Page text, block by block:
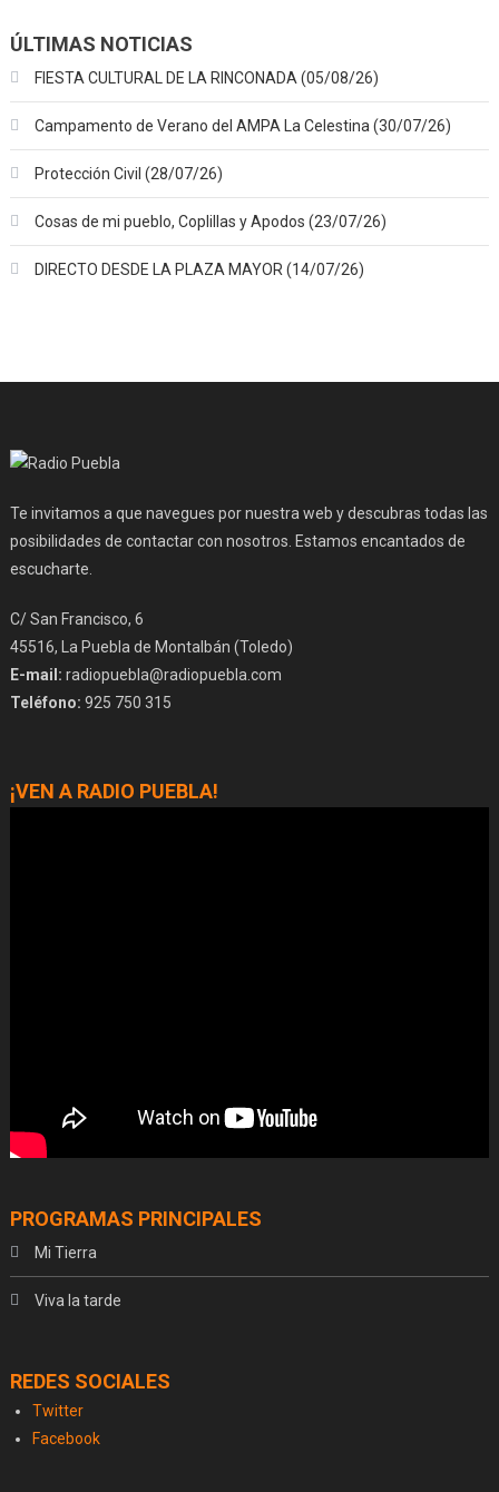
ÚLTIMAS NOTICIAS
FIESTA CULTURAL DE LA RINCONADA (05/08/26)
Campamento de Verano del AMPA La Celestina (30/07/26)
Protección Civil (28/07/26)
Cosas de mi pueblo, Coplillas y Apodos (23/07/26)
DIRECTO DESDE LA PLAZA MAYOR (14/07/26)
Te invitamos a que navegues por nuestra web y descubras todas las
posibilidades de contactar con nosotros. Estamos encantados de
escucharte.
C/ San Francisco, 6
45516, La Puebla de Montalbán (Toledo)
E-mail: radiopuebla@radiopuebla.com
Teléfono: 925 750 315
¡VEN A RADIO PUEBLA!
PROGRAMAS PRINCIPALES
Mi Tierra
Viva la tarde
REDES SOCIALES
Twitter
Facebook